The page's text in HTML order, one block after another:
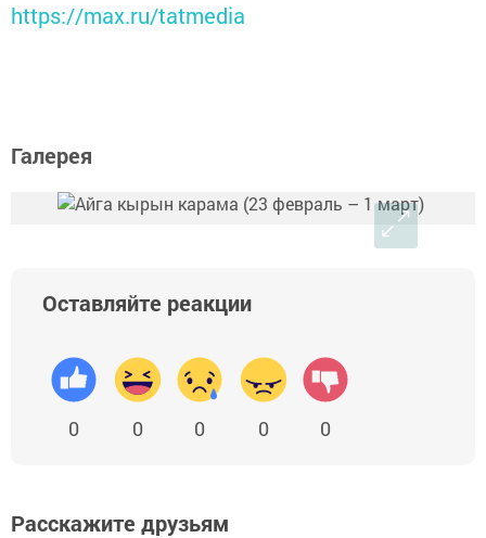
https://max.ru/tatmedia
Галерея
Оставляйте реакции
0 0 0 0 0
Расскажите друзьям